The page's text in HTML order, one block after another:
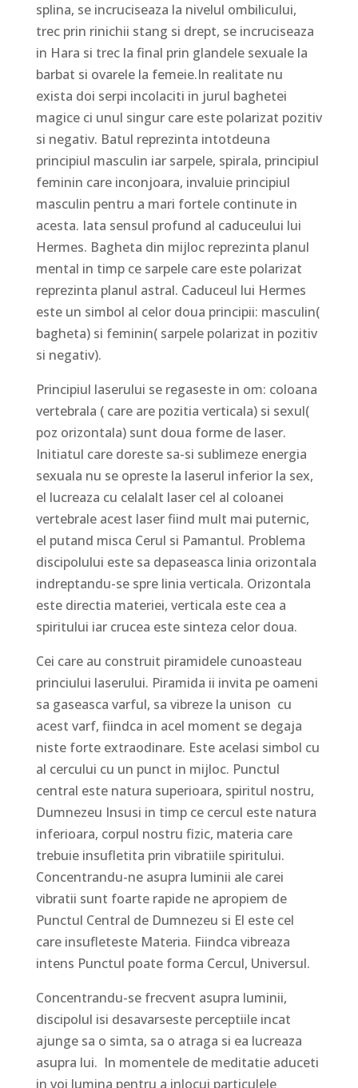
splina, se incruciseaza la nivelul ombilicului,
trec prin rinichii stang si drept, se incruciseaza
in Hara si trec la final prin glandele sexuale la
barbat si ovarele la femeie.In realitate nu
exista doi serpi incolaciti in jurul baghetei
magice ci unul singur care este polarizat pozitiv
si negativ. Batul reprezinta intotdeuna
principiul masculin iar sarpele, spirala, principiul
feminin care inconjoara, invaluie principiul
masculin pentru a mari fortele continute in
acesta. Iata sensul profund al caduceului lui
Hermes. Bagheta din mijloc reprezinta planul
mental in timp ce sarpele care este polarizat
reprezinta planul astral. Caduceul lui Hermes
este un simbol al celor doua principii: masculin(
bagheta) si feminin( sarpele polarizat in pozitiv
si negativ).
Principiul laserului se regaseste in om: coloana
vertebrala ( care are pozitia verticala) si sexul(
poz orizontala) sunt doua forme de laser.
Initiatul care doreste sa-si sublimeze energia
sexuala nu se opreste la laserul inferior la sex,
el lucreaza cu celalalt laser cel al coloanei
vertebrale acest laser fiind mult mai puternic,
el putand misca Cerul si Pamantul. Problema
discipolului este sa depaseasca linia orizontala
indreptandu-se spre linia verticala. Orizontala
este directia materiei, verticala este cea a
spiritului iar crucea este sinteza celor doua.
Cei care au construit piramidele cunoasteau
princiului laserului. Piramida ii invita pe oameni
sa gaseasca varful, sa vibreze la unison cu
acest varf, fiindca in acel moment se degaja
niste forte extraodinare. Este acelasi simbol cu
al cercului cu un punct in mijloc. Punctul
central este natura superioara, spiritul nostru,
Dumnezeu Insusi in timp ce cercul este natura
inferioara, corpul nostru fizic, materia care
trebuie insufletita prin vibratiile spiritului.
Concentrandu-ne asupra luminii ale carei
vibratii sunt foarte rapide ne apropiem de
Punctul Central de Dumnezeu si El este cel
care insufleteste Materia. Fiindca vibreaza
intens Punctul poate forma Cercul, Universul.
Concentrandu-se frecvent asupra luminii,
discipolul isi desavarseste perceptiile incat
ajunge sa o simta, sa o atraga si ea lucreaza
asupra lui. In momentele de meditatie aduceti
in voi lumina pentru a inlocui particulele